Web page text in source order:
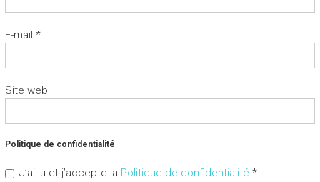
E-mail *
Site web
Politique de confidentialité
J’ai lu et j’accepte la Politique de confidentialité *